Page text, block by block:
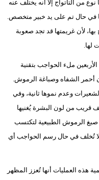
نوع من التاتواج إلا أنه يختلف عنه
في حال تم على يد خبير متخصص.
لأن غريمتها قد تجد صعوبة
لها.
ملء الحواجب بتقنية
أحمر الشفاه وصباغة الرموش.
وعدم نموها ثانية، وفي
قريب من لون البشرة يُغنيها
صبغ الرموش الطبيعية لتكتسب
تُخلف في حال رسم الحواجب أي
هذه العمليات أنها تُعزز المظهر